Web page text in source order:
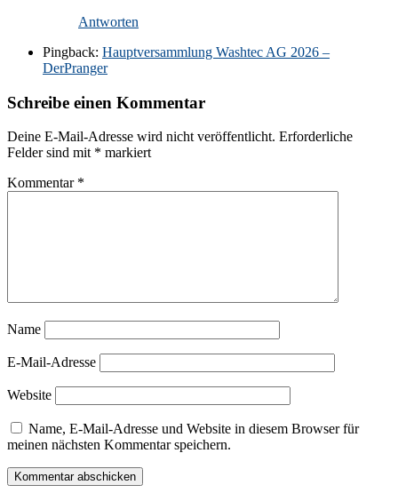
Antworten
Pingback: Hauptversammlung Washtec AG 2026 –
DerPranger
Schreibe einen Kommentar
Deine E-Mail-Adresse wird nicht veröffentlicht. Erforderliche
Felder sind mit * markiert
Kommentar *
Name
E-Mail-Adresse
Website
Name, E-Mail-Adresse und Website in diesem Browser für
meinen nächsten Kommentar speichern.